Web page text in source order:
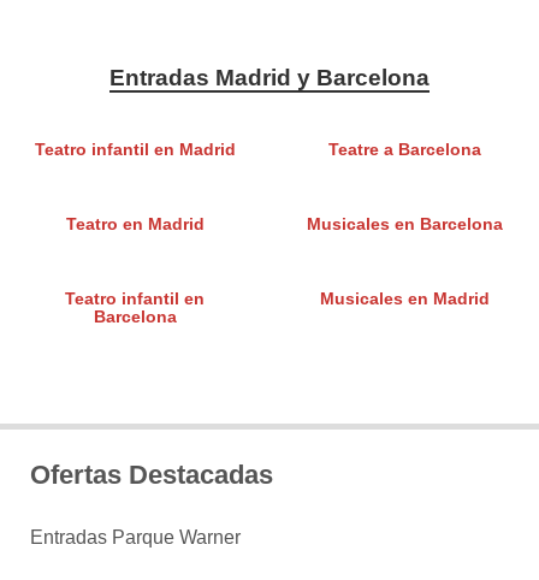
Entradas Madrid y Barcelona
Teatro infantil en Madrid Teatre a Barcelona
Teatro en Madrid Musicales en Barcelona
Teatro infantil en
Barcelona
Musicales en Madrid
Ofertas Destacadas
Entradas Parque Warner